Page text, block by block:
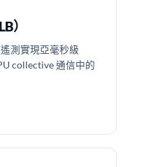
）
測實現亞毫秒級
collective 通信中的